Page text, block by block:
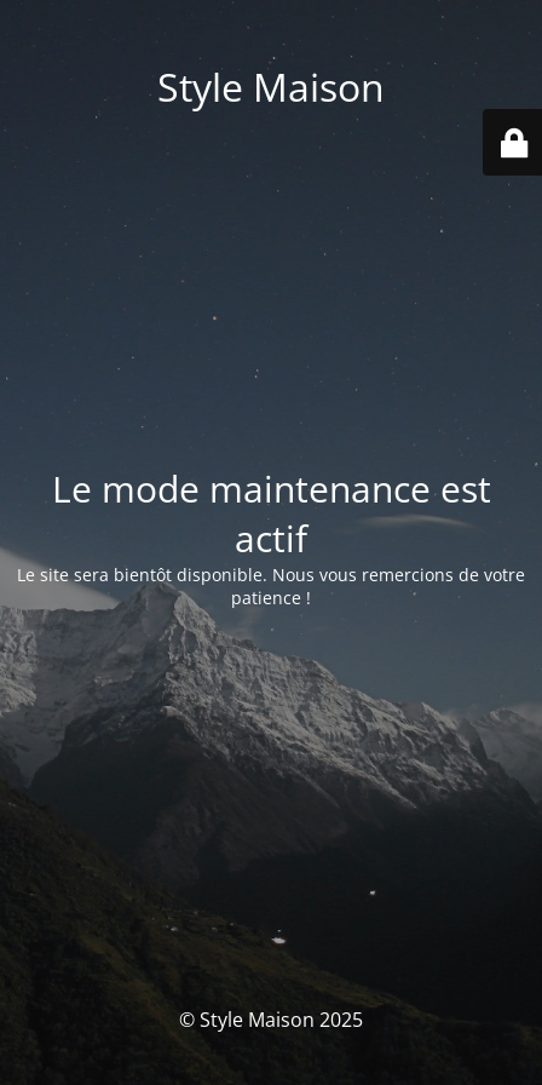
Style Maison
Le mode maintenance est
actif
Le site sera bientôt disponible. Nous vous remercions de votre
patience !
© Style Maison 2025